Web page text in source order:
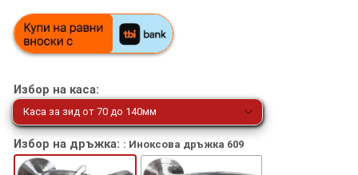
Избор на каса:
Избор на дръжка: : Иноксова дръжка 609